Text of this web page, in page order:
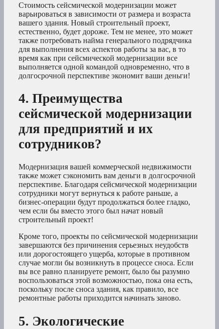
Стоимость сейсмической модернизации может
варьироваться в зависимости от размера и возраста
вашего здания. Новый строительный проект,
естественно, будет дороже. Тем не менее, это может
также потребовать найма генерального подрядчика
для выполнения всех аспектов работы за вас, в то
время как при сейсмической модернизации все
выполняется одной командой одновременно, что в
долгосрочной перспективе экономит ваши деньги!
4. Преимущества
сейсмической модернизации
для предприятий и их
сотрудников?
Модернизация вашей коммерческой недвижимости
также может сэкономить вам деньги в долгосрочной
перспективе. Благодаря сейсмической модернизации
сотрудники могут вернуться к работе раньше, а
бизнес-операции будут продолжаться более гладко,
чем если бы вместо этого был начат новый
строительный проект!
Кроме того, проекты по сейсмической модернизации
завершаются без причинения серьезных неудобств
или дорогостоящего ущерба, которые в противном
случае могли бы возникнуть в процессе сноса. Если
вы все равно планируете ремонт, было бы разумно
воспользоваться этой возможностью, пока она есть,
поскольку после сноса здания, как правило, все
ремонтные работы приходится начинать заново.
5. Экологические